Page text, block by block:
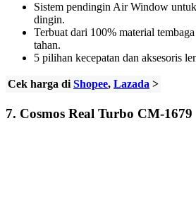
Sistem pendingin Air Window
dingin.
Terbuat dari 100% material
tahan.
5 pilihan kecepatan dan aksesoris
Cek harga di Shopee, Lazada >
7. Cosmos Real Turbo CM-1679